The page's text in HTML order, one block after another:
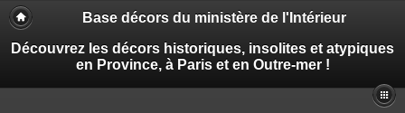
Base décors du ministère de l'Intérieur
Découvrez les décors historiques, insolites et atypiques
en Province, à Paris et en Outre-mer !